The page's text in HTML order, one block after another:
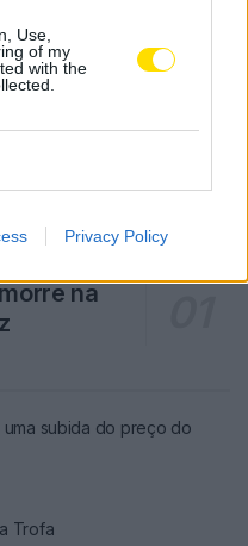
Use,
of my
with the
Privacy Policy
na
uma subida do preço do
Trofa